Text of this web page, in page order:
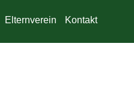
Elternverein Kontakt